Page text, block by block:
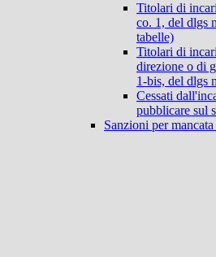
Titolari di
co. 1, del dlgs
tabelle)
Titolari di
direzione o di
1-bis, del dlgs
Cessati
pubblicare sul
Sanzioni per